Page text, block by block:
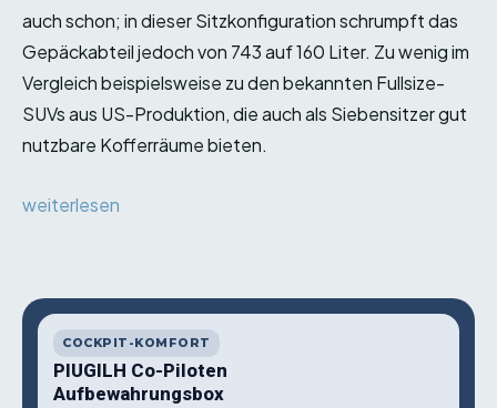
auch schon; in dieser Sitzkonfiguration schrumpft das
Gepäckabteil jedoch von 743 auf 160 Liter. Zu wenig im
Vergleich beispielsweise zu den bekannten Fullsize-
SUVs aus US-Produktion, die auch als Siebensitzer gut
nutzbare Kofferräume bieten.
weiterlesen
COCKPIT-KOMFORT
PIUGILH Co-Piloten
Aufbewahrungsbox